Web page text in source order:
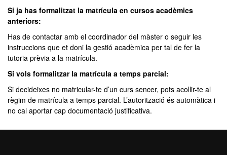
Si ja has formalitzat la matrícula en cursos acadèmics
anteriors:
Has de contactar amb el coordinador del màster o seguir les
instruccions que et doni la gestió acadèmica per tal de fer la
tutoria prèvia a la matrícula.
Si vols formalitzar la matrícula a temps parcial:
Si decideixes no matricular-te d’un curs sencer, pots acollir-te al
règim de matrícula a temps parcial. L’autorització és automàtica i
no cal aportar cap documentació justificativa.